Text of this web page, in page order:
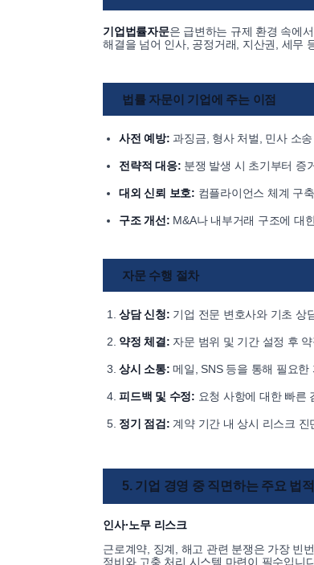
기업법률자문은 급변하는 규제 환경 속에
해결을 넘어 인사, 공정거래, 지산권, 세무
법률 자문이 기업에 주는 이점
사전 예방: 과징금, 형사 처벌, 민사 소
전략적 대응: 분쟁 발생 시 초기부터 증
대외 신뢰 보호: 컴플라이언스 체계 구
구조 개선: M&A나 내부거래 구조에 대
자문 수행 절차
상담 신청: 기업 전문 변호사와 기초 상
약정 체결: 자문 범위 및 기간 설정 후 약
상시 소통: 메일, SNS 등을 통해 필요한
피드백 및 수정: 요청 사항에 대한 빠른
정기 점검: 계약 기간 내 상시 리스크 진
5. 기업 경영 중 직면하는 주요 법
인사·노무 리스크
근로계약, 징계, 해고 관련 분쟁은 가장 빈
정비와 고충 처리 시스템 마련이 필수입니